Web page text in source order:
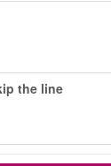
the line